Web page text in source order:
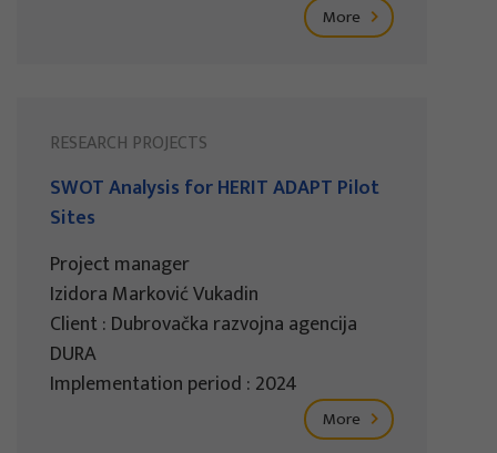
More
RESEARCH PROJECTS
SWOT Analysis for HERIT ADAPT Pilot
Sites
Project manager
Izidora Marković Vukadin
Client : Dubrovačka razvojna agencija
DURA
Implementation period : 2024
More